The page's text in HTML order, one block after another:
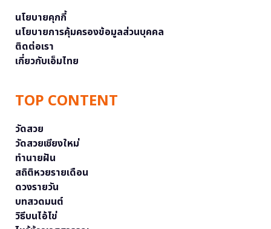
นโยบายคุกกี้
นโยบายการคุ้มครองข้อมูลส่วนบุคคล
ติดต่อเรา
เกี่ยวกับเอ็มไทย
TOP CONTENT
วัดสวย
วัดสวยเชียงใหม่
ทำนายฝัน
สถิติหวยรายเดือน
ดวงรายวัน
บทสวดมนต์
วิธีบนไอ้ไข่